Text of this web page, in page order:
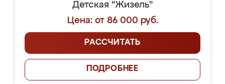
Детская "Жизель"
Цена: от 86 000 руб.
РАССЧИТАТЬ
ПОДРОБНЕЕ